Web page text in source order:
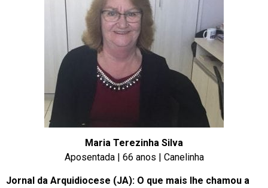
Maria Terezinha Silva
Aposentada | 66 anos | Canelinha
Jornal da Arquidiocese (JA): O que mais lhe chamou a